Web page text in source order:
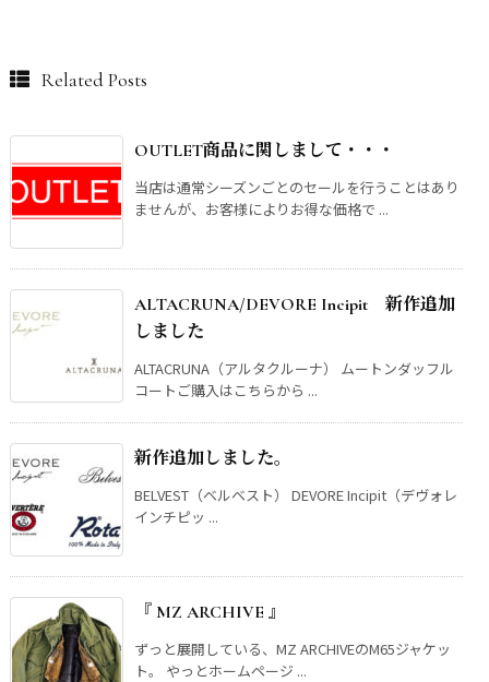
Related Posts
OUTLET商品に関しまして・・・
当店は通常シーズンごとのセールを行うことはあり
ませんが、お客様によりお得な価格で ...
ALTACRUNA/DEVORE Incipit 新作追加
しました
ALTACRUNA（アルタクルーナ） ムートンダッフル
コートご購入はこちらから ...
新作追加しました。
BELVEST（ベルベスト） DEVORE Incipit（デヴォレ
インチピッ ...
『 MZ ARCHIVE 』
ずっと展開している、MZ ARCHIVEのM65ジャケッ
ト。 やっとホームページ ...